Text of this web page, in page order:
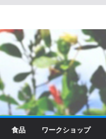
食品 ワークショップ